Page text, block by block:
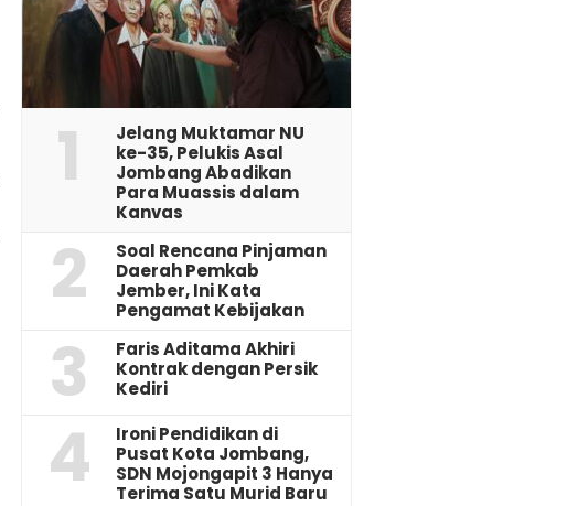
1
Jelang Muktamar NU
ke-35, Pelukis Asal
Jombang Abadikan
Para Muassis dalam
Kanvas
2
‎Soal Rencana Pinjaman
Daerah Pemkab
Jember, Ini Kata
Pengamat Kebijakan ‎
3
Faris Aditama Akhiri
Kontrak dengan Persik
Kediri
4
Ironi Pendidikan di
Pusat Kota Jombang,
SDN Mojongapit 3 Hanya
Terima Satu Murid Baru